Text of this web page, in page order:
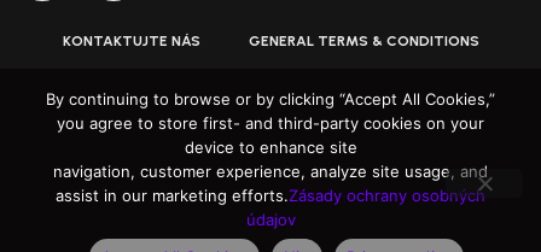
KONTAKTUJTE NÁS GENERAL TERMS & CONDITIONS
PODMIENKY POUŽÍVANIA
ZÁSADY OCHRANY OSOBNÝCH ÚDAJOV
Prekonávanie očakávaní
Autorské práva 1991 – 2025 ARH Informatikai Zrt. Všetky práva vyhradené
By continuing to browse or by clicking “Accept All Cookies,”
you agree to store first- and third-party cookies on your
device to enhance site
navigation, customer experience, analyze site usage, and
assist in our marketing efforts.Zásady ochrany osobných
údajov